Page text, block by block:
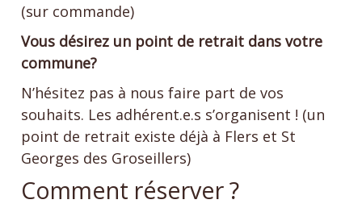
(sur commande)
Vous désirez un point de retrait dans votre
commune?
N’hésitez pas à nous faire part de vos
souhaits. Les adhérent.e.s s’organisent ! (un
point de retrait existe déjà à Flers et St
Georges des Groseillers)
Comment réserver ?